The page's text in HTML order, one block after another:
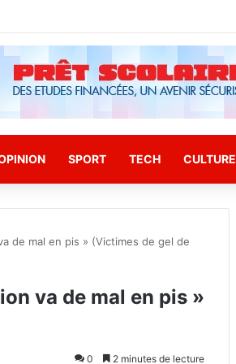
SPORT TECH CULTURE
de mal en pis » (Victimes de gel de
va de mal en pis »
0 2 minutes de lecture